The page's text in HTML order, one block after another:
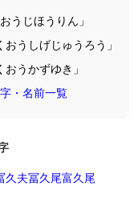
うじほうりん」
うしげじゅうろう」
うかずゆき」
・名前一覧
久夫冨久尾富久尾